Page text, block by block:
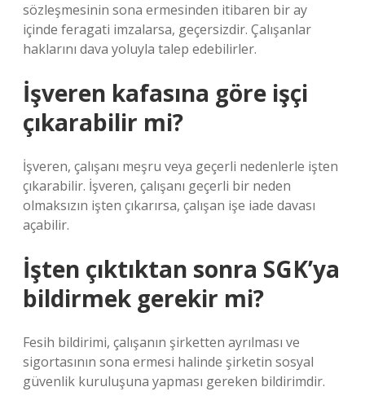
sözleşmesinin sona ermesinden itibaren bir ay
içinde feragati imzalarsa, geçersizdir. Çalışanlar
haklarını dava yoluyla talep edebilirler.
İşveren kafasına göre işçi
çıkarabilir mi?
İşveren, çalışanı meşru veya geçerli nedenlerle işten
çıkarabilir. İşveren, çalışanı geçerli bir neden
olmaksızın işten çıkarırsa, çalışan işe iade davası
açabilir.
İşten çıktıktan sonra SGK’ya
bildirmek gerekir mi?
Fesih bildirimi, çalışanın şirketten ayrılması ve
sigortasının sona ermesi halinde şirketin sosyal
güvenlik kuruluşuna yapması gereken bildirimdir.